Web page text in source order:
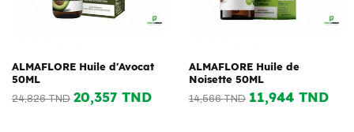
ALMAFLORE Huile d'Avocat
50ML
24,826 TND 20,357 TND
ALMAFLORE Huile de
Noisette 50ML
14,566 TND 11,944 TND